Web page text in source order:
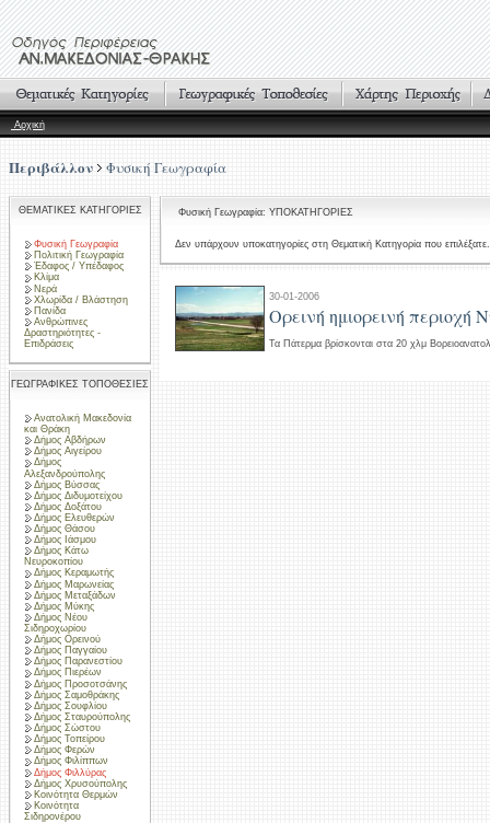
Αρχική
Περιβάλλον Φυσική Γεωγραφία
ΘΕΜΑΤΙΚΕΣ ΚΑΤΗΓΟΡΙΕΣ
Φυσική Γεωγραφία
Πολιτική Γεωγραφία
Έδαφος / Υπέδαφος
Κλίμα
Νερά
Χλωρίδα / Βλάστηση
Πανίδα
Ανθρώπινες
Δραστηριότητες -
Επιδράσεις
ΓΕΩΓΡΑΦΙΚΕΣ ΤΟΠΟΘΕΣΙΕΣ
Ανατολική Μακεδονία
και Θράκη
Δήμος Αβδήρων
Δήμος Αιγείρου
Δήμος
Αλεξανδρούπολης
Δήμος Βύσσας
Δήμος Διδυμοτείχου
Δήμος Δοξάτου
Δήμος Ελευθερών
Δήμος Θάσου
Δήμος Ιάσμου
Δήμος Κάτω
Νευροκοπίου
Δήμος Κεραμωτής
Δήμος Μαρωνείας
Δήμος Μεταξάδων
Δήμος Μύκης
Δήμος Νέου
Σιδηροχωρίου
Δήμος Ορεινού
Δήμος Παγγαίου
Δήμος Παρανεστίου
Δήμος Πιερέων
Δήμος Προσοτσάνης
Δήμος Σαμοθράκης
Δήμος Σουφλίου
Δήμος Σταυρούπολης
Δήμος Σώστου
Δήμος Τοπείρου
Δήμος Φερών
Δήμος Φιλίππων
Δήμος Φιλλύρας
Δήμος Χρυσούπολης
Κοινότητα Θερμών
Κοινότητα
Σιδηρονέρου
Φυσική Γεωγραφία: ΥΠΟΚΑΤΗΓΟΡΙΕΣ
Δεν υπάρχουν υποκατηγορίες στη Θεματική Κατηγορία που επιλέξατε.
30-01-2006
Ορεινή ημιορεινή περιοχή
Τα Πάτερμα βρίσκονται στα 20 χλμ